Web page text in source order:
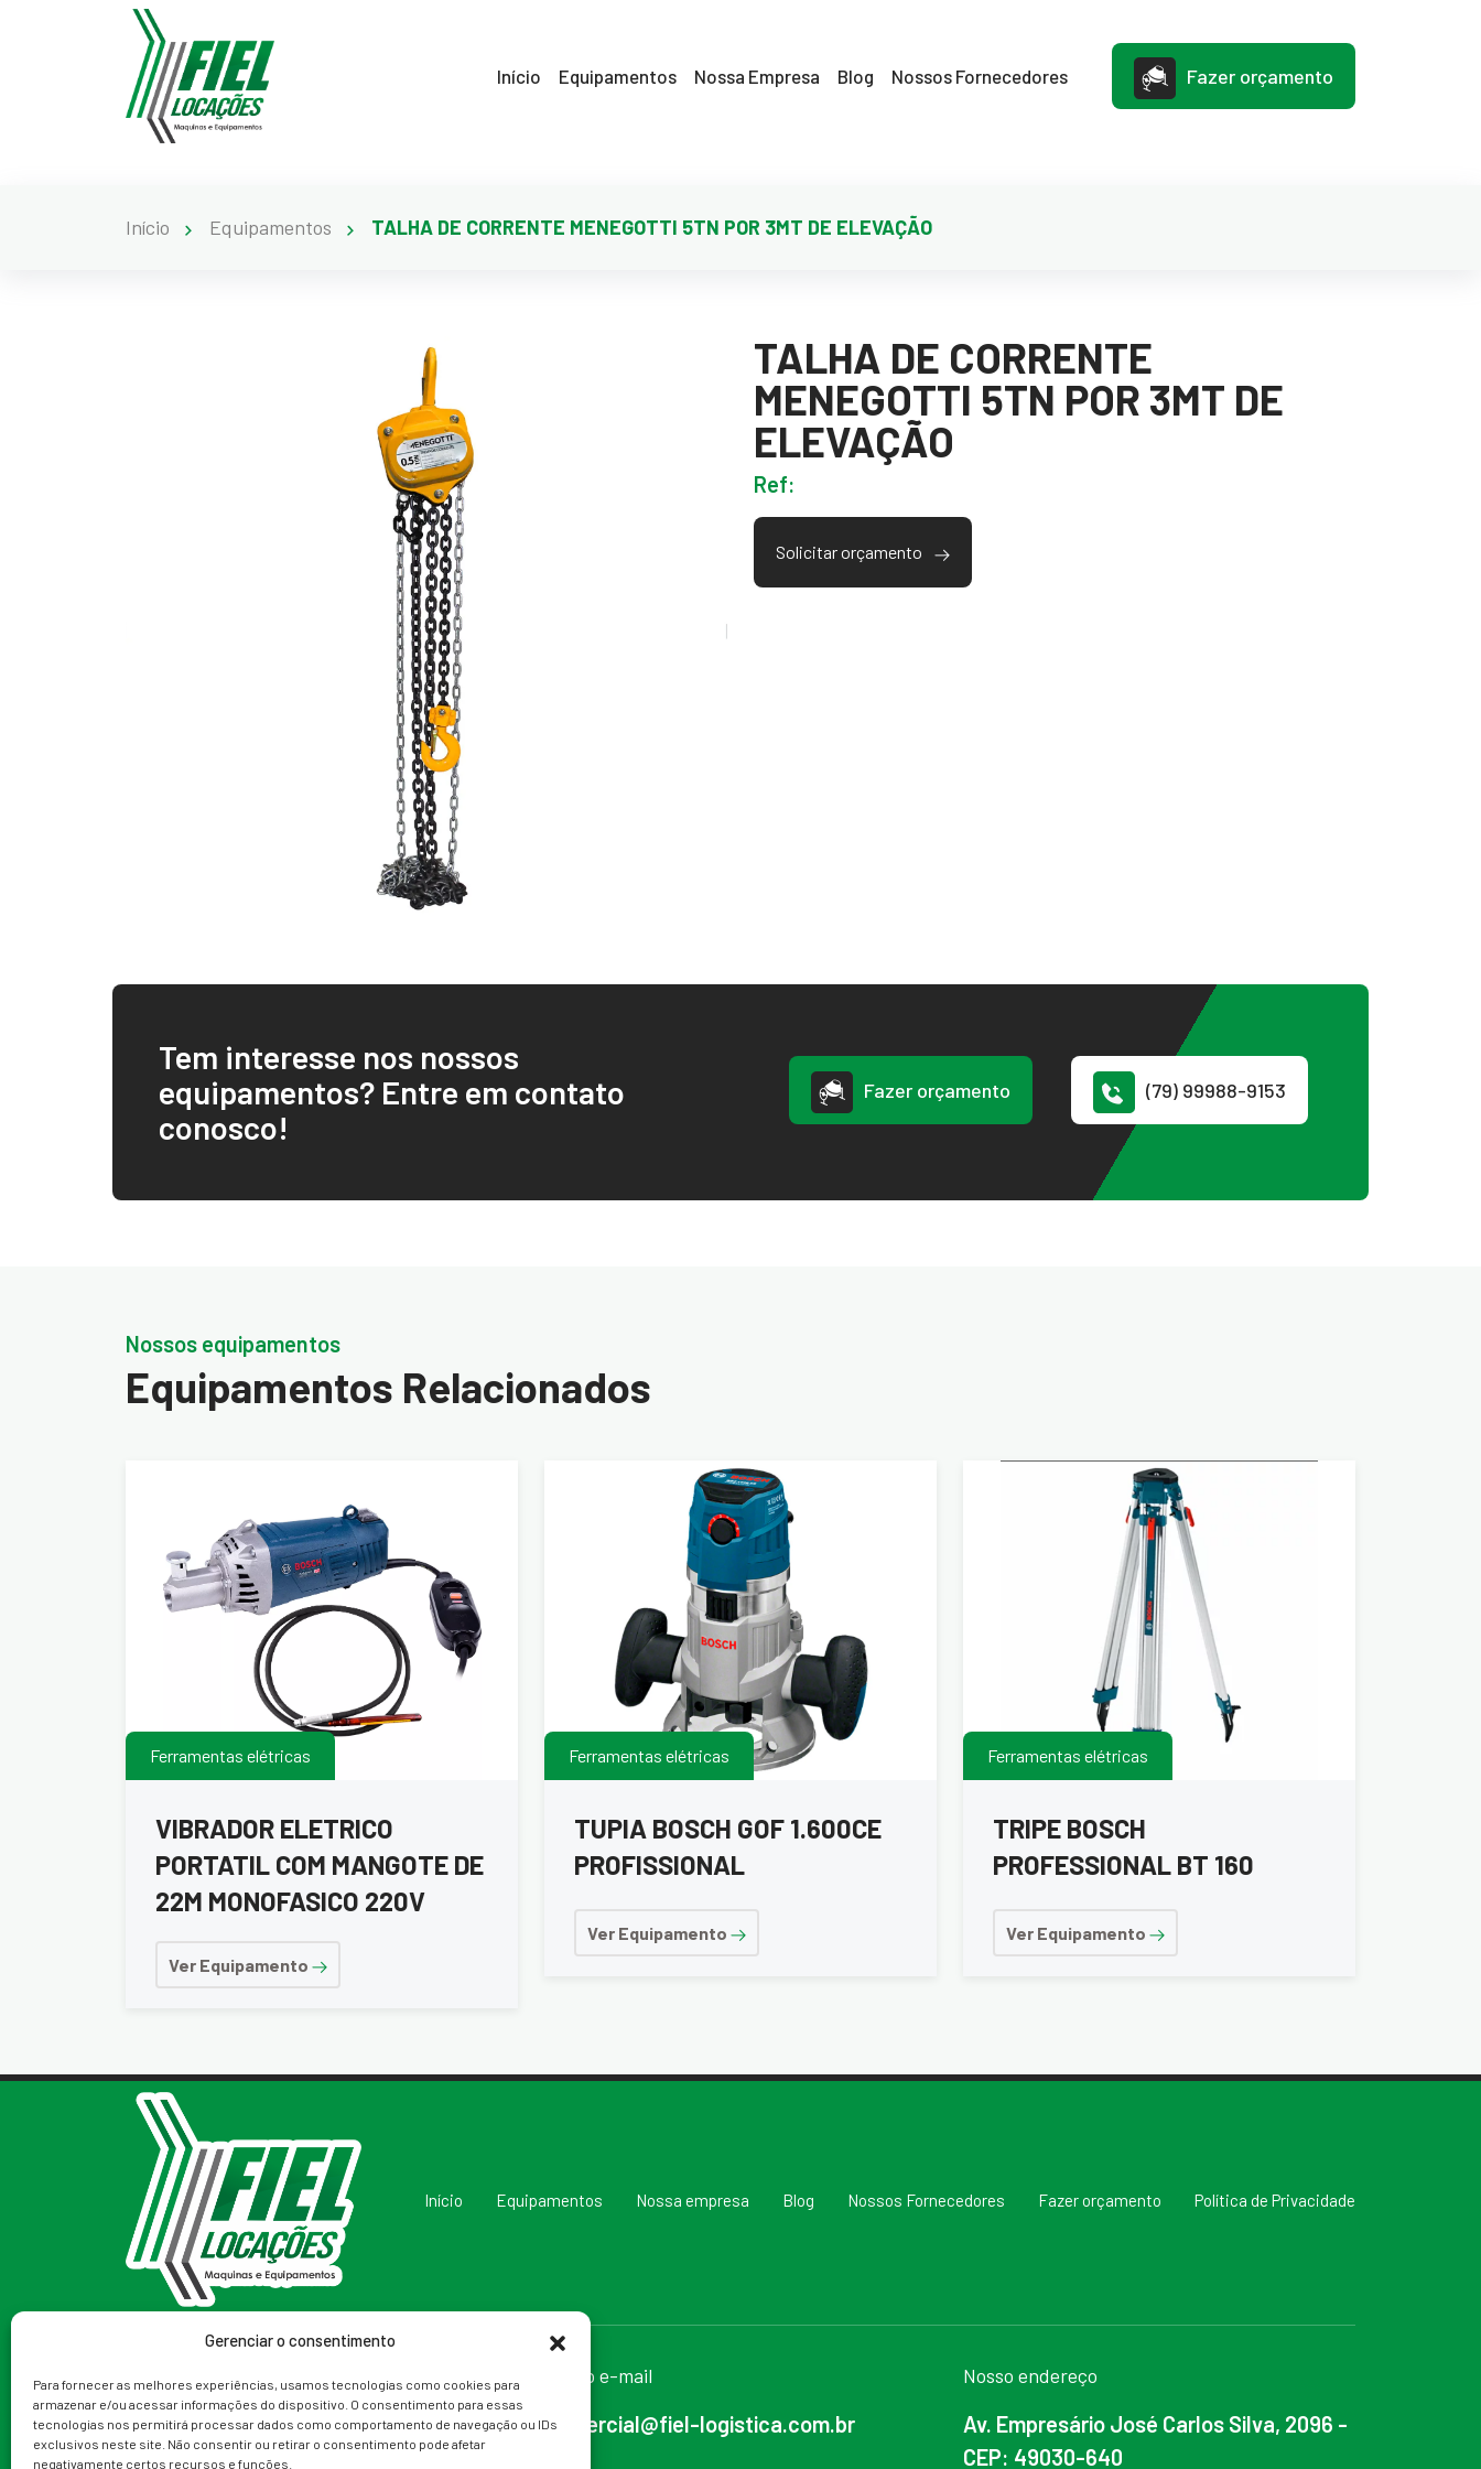
Gerenciar o consentimento
Para fornecer as melhores experiências, usamos tecnologias como cookies para
armazenar e/ou acessar informações do dispositivo. O consentimento para essas
tecnologias nos permitirá processar dados como comportamento de navegação ou IDs
exclusivos neste site. Não consentir ou retirar o consentimento pode afetar
negativamente certos recursos e funções.
Início Equipamentos Nossa Empresa Blog Nossos Fornecedores Fazer orçamento
Início Equipamentos TALHA DE CORRENTE MENEGOTTI 5TN POR 3MT DE ELEVAÇÃO
TALHA DE CORRENTE
MENEGOTTI 5TN POR 3MT DE
ELEVAÇÃO
Ref:
Solicitar orçamento
Tem interesse nos nossos
equipamentos? Entre em contato
conosco!
Fazer orçamento (79) 99988-9153
Nossos equipamentos
Equipamentos Relacionados
Ferramentas elétricas
VIBRADOR ELETRICO
PORTATIL COM MANGOTE DE
22M MONOFASICO 220V
Ver Equipamento
Ferramentas elétricas
TUPIA BOSCH GOF 1.600CE
PROFISSIONAL
Ver Equipamento
Ferramentas elétricas
TRIPE BOSCH
PROFESSIONAL BT 160
Ver Equipamento
Início Equipamentos Nossa empresa Blog Nossos Fornecedores Fazer orçamento Política de Privacidade
Redes Sociais Telefone
(79) 99988-9153
Nosso e-mail
comercial@fiel-logistica.com.br
Nosso endereço
Av. Empresário José Carlos Silva, 2096 -
CEP: 49030-640